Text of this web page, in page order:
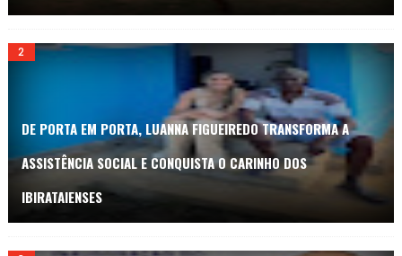
DE PORTA EM PORTA, LUANNA FIGUEIREDO TRANSFORMA A
ASSISTÊNCIA SOCIAL E CONQUISTA O CARINHO DOS
IBIRATAIENSES